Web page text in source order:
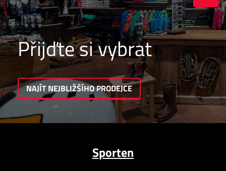
Přijďte si vybrat
NAJÍT NEJBLIŽŠÍHO PRODEJCE
Sporten